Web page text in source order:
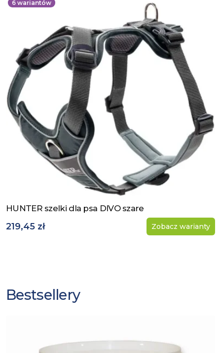
6 wariantów
Zobacz produkt
HUNTER szelki dla psa DIVO szare
219,45 zł Zobacz warianty
Bestsellery